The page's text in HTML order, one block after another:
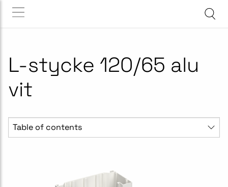
L-stycke 120/65 alu
vit
Table of contents